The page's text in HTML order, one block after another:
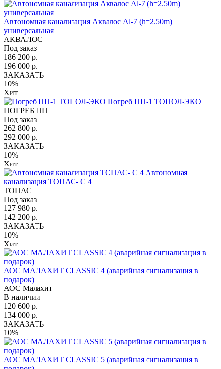
Автономная канализация Аквалос Al-7 (h=2.50m)
универсальная
АКВАЛОС
Под заказ
186 200 р.
196 000 р.
ЗАКАЗАТЬ
10%
Хит
Погреб ПП-1 ТОПОЛ-ЭКО
ПОГРЕБ ПП
Под заказ
262 800 р.
292 000 р.
ЗАКАЗАТЬ
10%
Хит
Автономная
канализация ТОПАС- С 4
ТОПАС
Под заказ
127 980 р.
142 200 р.
ЗАКАЗАТЬ
10%
Хит
АОС МАЛАХИТ CLASSIC 4 (аварийная сигнализация в
подарок)
АОС Малахит
В наличии
120 600 р.
134 000 р.
ЗАКАЗАТЬ
10%
АОС МАЛАХИТ CLASSIC 5 (аварийная сигнализация в